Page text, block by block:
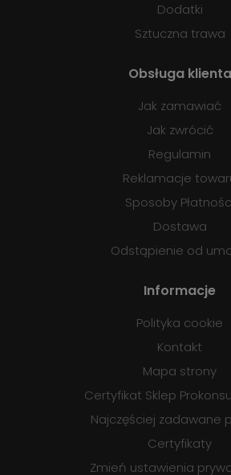
Dodatki
Sztuczna trawa
Obsługa klienta
Jak zamawiać
Jak zwrócić
Regulamin
Reklamacje
Sposoby
Dostawa
Odstąpienie od
Informacje
Polityka cookie
Kontakt
Mapa strony
Certyfikat Sklep
Najczęściej zadawane
Certyfikaty
Zmień ustawienia